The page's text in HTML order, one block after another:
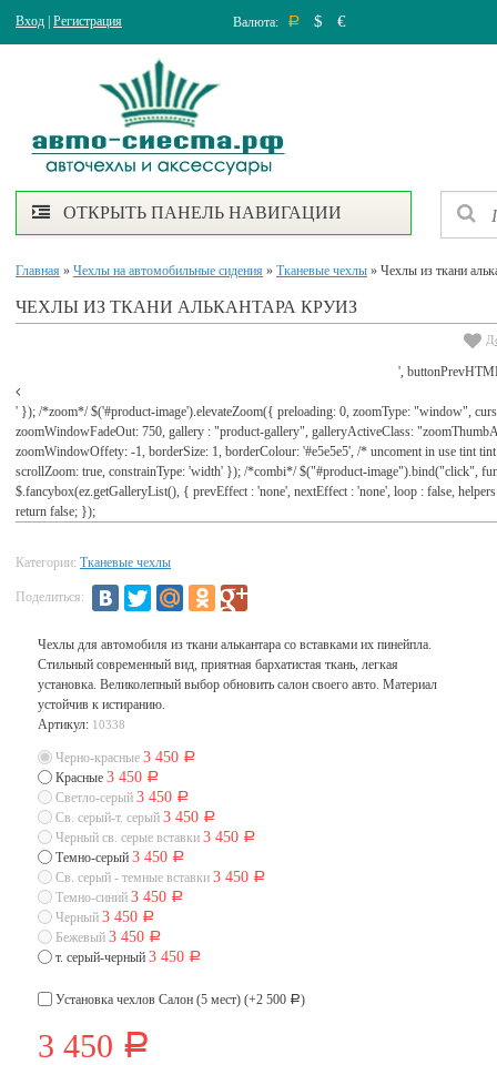
Вход Регистрация Валюта: Р $ €
ОТКРЫТЬ ПАНЕЛЬ НАВИГАЦИИ
Главная » Чехлы на автомобильные сидения » Тканевые чехлы » Чехлы из ткани
ЧЕХЛЫ ИЗ ТКАНИ АЛЬКАНТАРА КРУИЗ
',
' }); /*zoom*/ $('#product-image').elevateZoom({ preloading: 0, zoomType: "window",
zoomWindowFadeOut: 750, gallery : "product-gallery", galleryActiveClass:
zoomWindowOffety: -1, borderSize: 1, borderColour: '#e5e5e5', /* uncoment in use tint
scrollZoom: true, constrainType: 'width' }); /*combi*/ $("#product-image").bind("click",
$.fancybox(ez.getGalleryList(), { prevEffect : 'none', nextEffect : 'none', loop : false,
return false; });
Категории: Тканевые чехлы
Поделиться:
Чехлы для автомобиля из ткани алькантара со вставками их пинейпла.
Стильный современный вид, приятная бархатистая ткань, легкая
установка. Великолепный выбор обновить салон своего авто. Материал
устойчив к истиранию.
Артикул: 10338
Черно-красные 3 450 Р
Красные 3 450 Р
Светло-серый 3 450 Р
Св. серый-т. серый 3 450 Р
Черный св. серые вставки 3 450 Р
Темно-серый 3 450 Р
Св. серый - темные вставки 3 450 Р
Темно-синий 3 450 Р
Черный 3 450 Р
Бежевый 3 450 Р
т. серый-черный 3 450 Р
Установка чехлов Салон (5 мест) (+2 500 Р)
3 450 Р